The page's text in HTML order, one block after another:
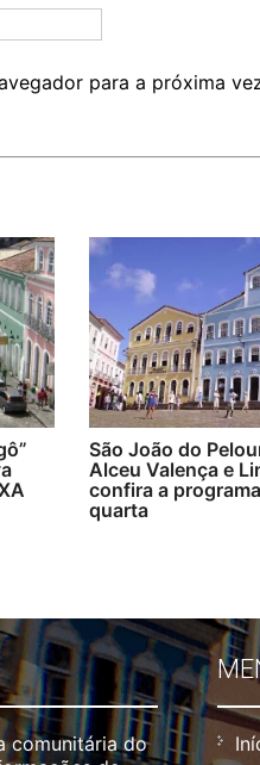
para a próxima
São João do
Alceu Valença e
confira a
quarta
comunitária do